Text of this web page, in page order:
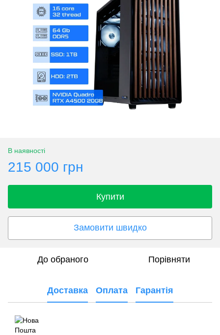
В наявності
215 000 грн
Купити
Замовити швидко
До обраного Порівняти
Доставка Оплата Гарантія